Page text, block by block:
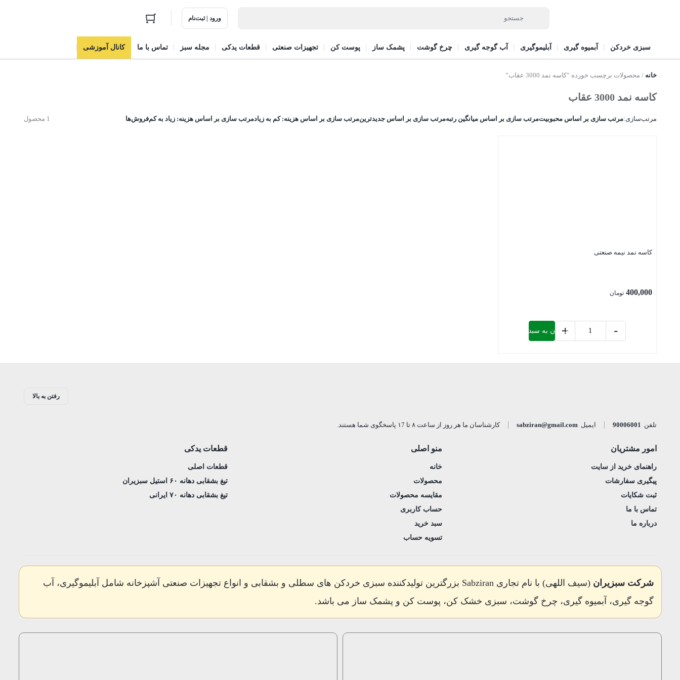
ورود | ثبت‌نام
سبزی خردکن آبمیوه گیری آبلیموگیری آب گوجه گیری چرخ گوشت پشمک ساز پوست کن تجهیزات صنعتی قطعات یدکی مجله سبز تماس با ما کانال آموزشی
خانه / محصولات برچسب خورده “کاسه نمد 3000 عقاب”
کاسه نمد 3000 عقاب
1 محصول مرتب‌سازی:مرتب سازی بر اساس محبوبیتمرتب سازی بر اساس میانگین رتبهمرتب سازی بر اساس جدیدترینمرتب سازی بر اساس هزینه: کم به زیادمرتب سازی بر اساس هزینه: زیاد به کمفروش‌ها
کاسه نمد نیمه صنعتی
400,000 تومان
نیمه
-
+
افزودن به سبد خرید
رفتن به بالا
تلفن 90006001 ایمیلsabziran@gmail.com کارشناسان ما هر روز از ساعت ۸ تا ۱7 پاسخگوی شما هستند.
امور مشتریان
راهنمای خرید از سایت
پیگیری سفارشات
ثبت شکایات
تماس با ما
درباره ما
منو اصلی
خانه
محصولات
مقایسه محصولات
حساب کاربری
سبد خرید
تسویه حساب
قطعات یدکی
قطعات اصلی
تیغ بشقابی دهانه ۶۰ استیل سبزیران
تیغ بشقابی دهانه ۷۰ ایرانی
شرکت سبزیران
(سیف اللهی) با نام تجاری Sabziran بزرگترین تولیدکننده سبزی خردکن های سطلی و بشقابی و انواع تجهیزات صنعتی آشپزخانه شامل آبلیموگیری، آب
گوجه گیری، آبمیوه گیری، چرخ گوشت، سبزی خشک کن، پوست کن و پشمک ساز می باشد.